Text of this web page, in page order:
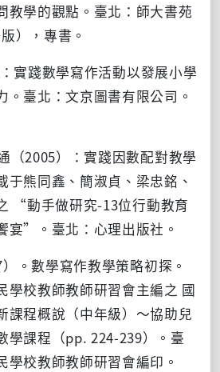
教學的觀點。臺北：師大書苑
），專書。
：實踐數學寫作活動以發展小學
。臺北：文京圖書有限公司。
（2005）：實踐因數配對教學
于熊同鑫、簡淑貞、梁忠銘、
“動手做研究-13位行動教育
宴”
。臺北：心理出版社。
）。數學寫作教學策略初探。
學校教師教師研習會主編之 國
課程概說（中年級）～協助兒
學課程（pp. 224-239）。臺
學校教師教師研習會編印。